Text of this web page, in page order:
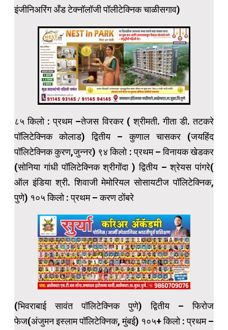
इंजीनिअरिंग अँड टेक्नॉलॉजी पॉलीटेक्निक चाळीसगाव)
८५ किलो : प्रथम –तेजस विरकर ( श्रीमती. गीता डी. तटकरे
पॉलिटेक्निक कोलाड) द्वितीय – कुणाल चासकर (जयहिंद
पॉलिटेक्निक कुरण,जुन्नर) ९४ किलो : प्रथम – विनायक खेडकर
(सोनिया गांधी पॉलिटेक्निक श्रीगोंदा ) द्वितीय – श्रेयस पांगरे(
ऑल इंडिया श्री. शिवाजी मेमोरियल सोसायटीज पॉलिटेक्निक,
पुणे) १०५ किलो : प्रथम – करण ठोंबरे
(भिवराबाई सावंत पॉलिटेक्निक पुणे) द्वितीय – फिरोज
फेज(अंजुमन इस्लाम पॉलिटेक्निक, मुंबई) १०५+ किलो : प्रथम –